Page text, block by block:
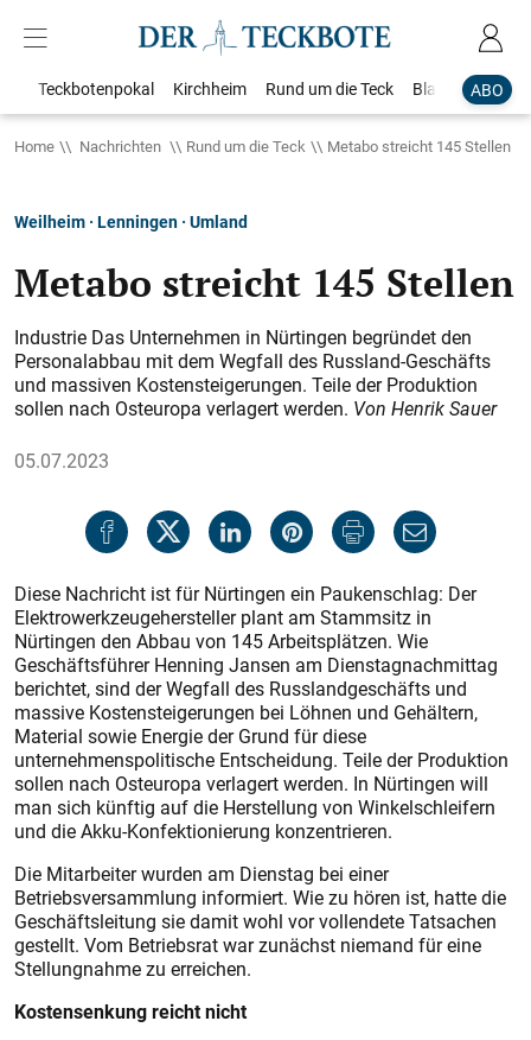
ABO
Teckbotenpokal Kirchheim Rund um die Teck Blaulicht
Home Nachrichten Rund um die Teck Metabo streicht 145 Stellen
Weilheim · Lenningen · Umland
Metabo streicht 145 Stellen
Industrie Das Unternehmen in Nürtingen begründet den
Personalabbau mit dem Wegfall des Russland-Geschäfts
und massiven Kostensteigerungen. Teile der Produktion
sollen nach Osteuropa verlagert werden. Von Henrik Sauer
05.07.2023
Diese Nachricht ist für Nürtingen ein Paukenschlag: Der
Elektrowerkzeugehersteller plant am Stammsitz in
Nürtingen den Abbau von 145 Arbeitsplätzen. Wie
Geschäftsführer Henning Jansen am Dienstagnachmittag
berichtet, sind der Wegfall des Russlandgeschäfts und
massive Kostensteigerungen bei Löhnen und Gehältern,
Material sowie Energie der Grund für diese
unternehmenspolitische Entscheidung. Teile der Produktion
sollen nach Osteuropa verlagert werden. In Nürtingen will
man sich künftig auf die Herstellung von Winkelschleifern
und die Akku-Konfektionierung konzentrieren.
Die Mitarbeiter wurden am Dienstag bei einer
Betriebsversammlung informiert. Wie zu hören ist, hatte die
Geschäftsleitung sie damit wohl vor vollendete Tatsachen
gestellt. Vom Betriebsrat war zunächst niemand für eine
Stellungnahme zu erreichen.
Kostensenkung reicht nicht